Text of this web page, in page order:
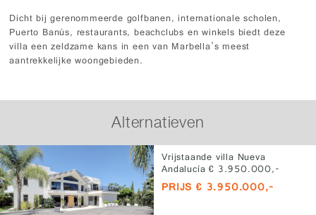
Dicht bij gerenommeerde golfbanen, internationale scholen,
Puerto Banús, restaurants, beachclubs en winkels biedt deze
villa een zeldzame kans in een van Marbella’s meest
aantrekkelijke woongebieden.
Alternatieven
Vrijstaande villa Nueva
Andalucía € 3.950.000,-
PRIJS € 3.950.000,-